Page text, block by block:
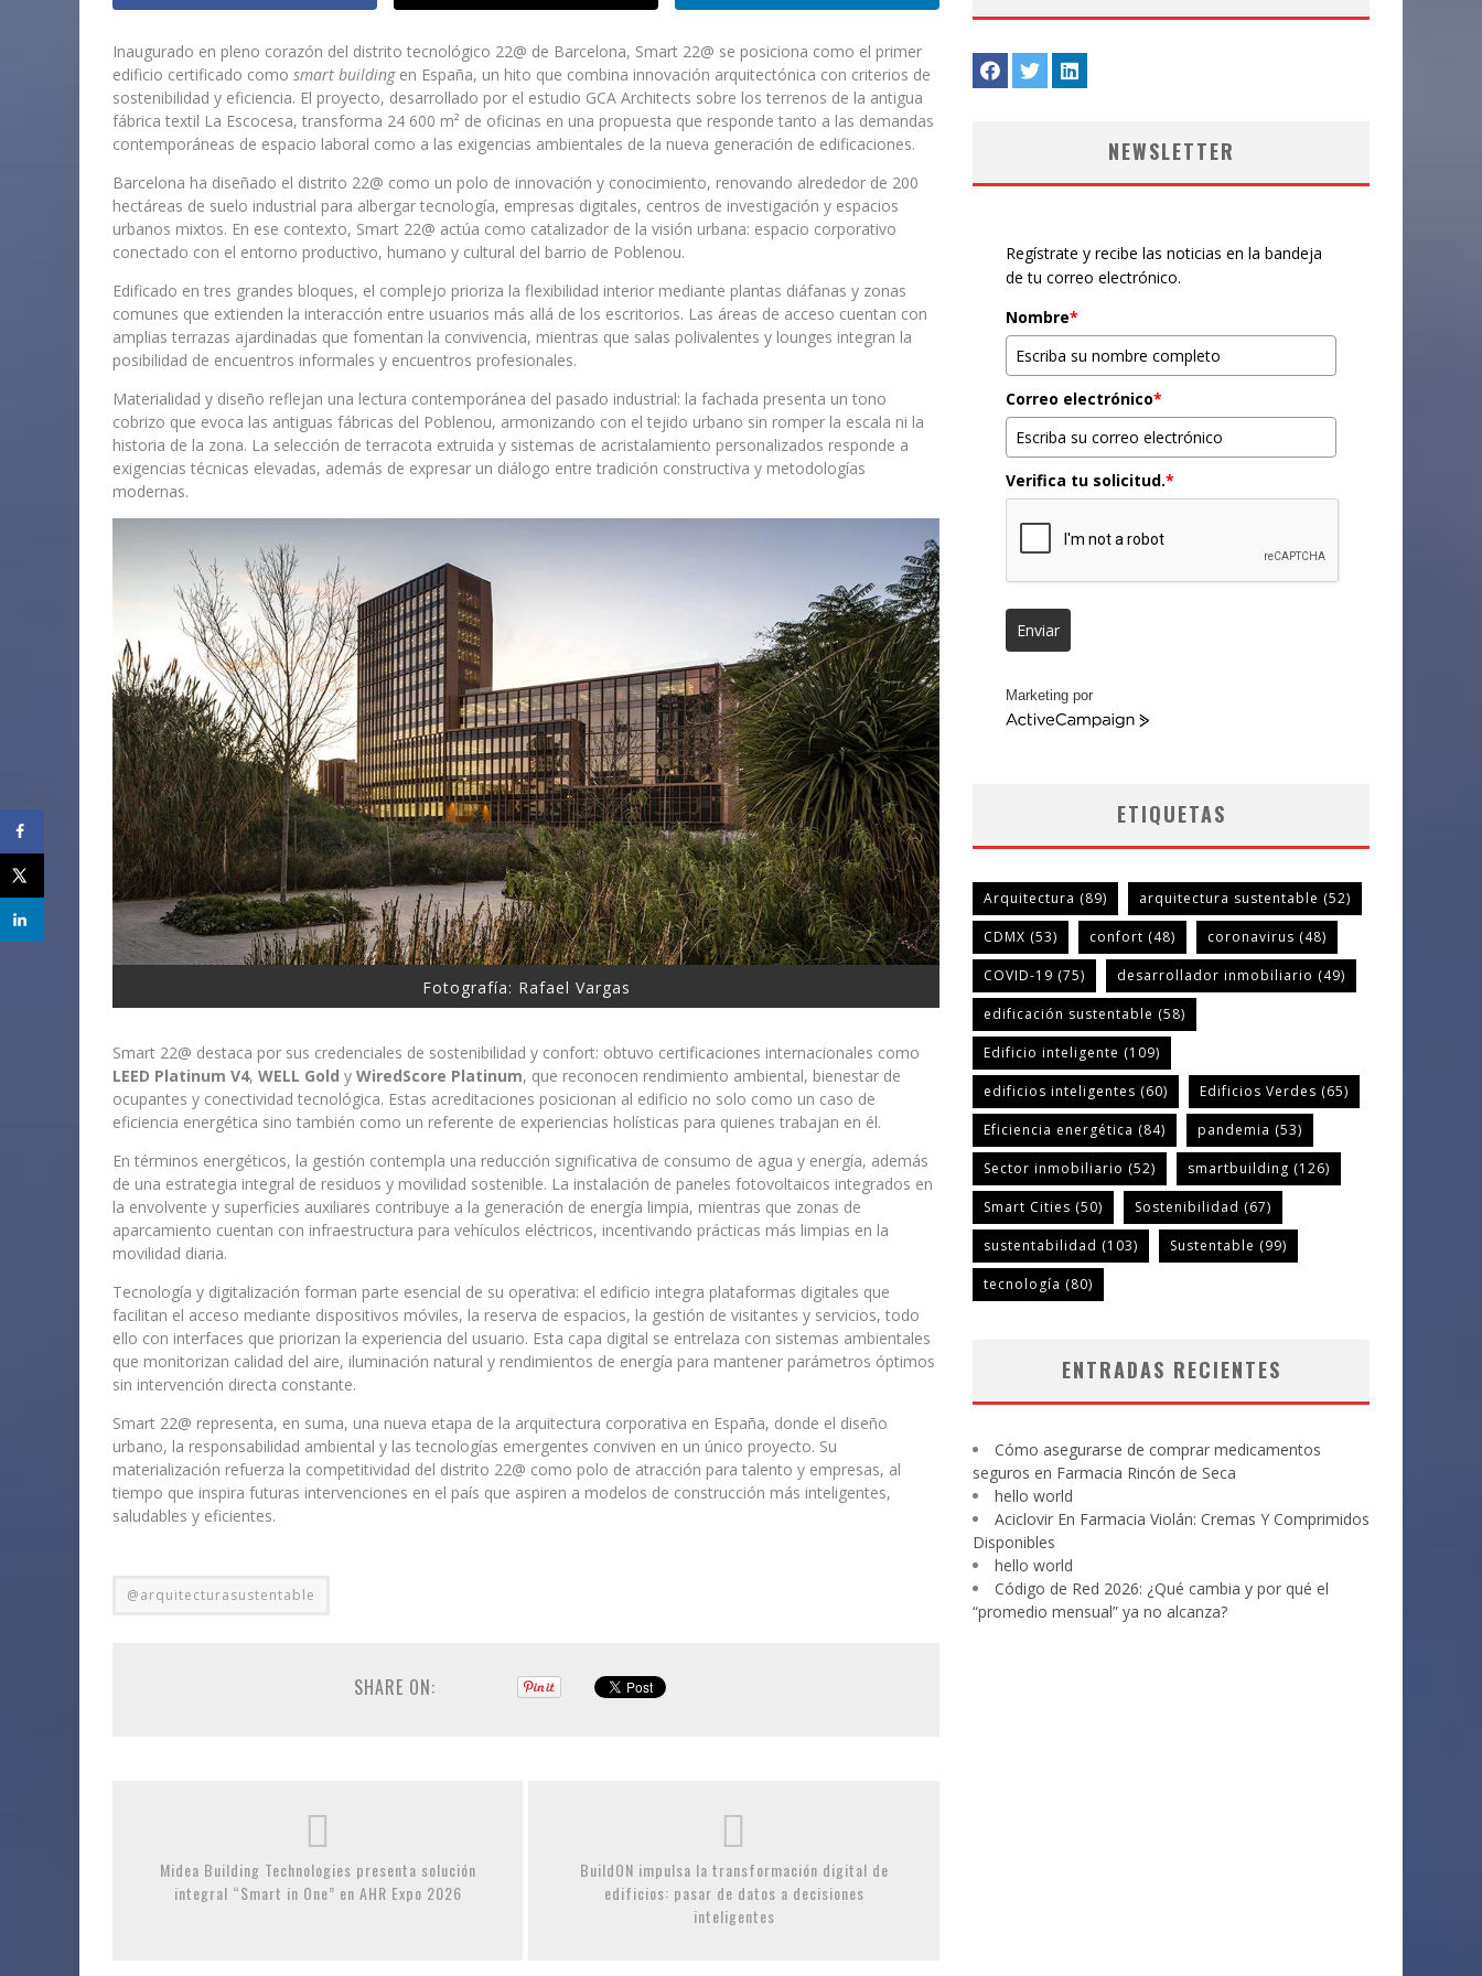
Inaugurado en pleno corazón del distrito tecnológico 22@ de Barcelona, Smart 22@ se posiciona como el primer
edificio certificado como smart buildingen España, un hito que combina innovación arquitectónica con criterios de
sostenibilidad y eficiencia. El proyecto, desarrollado por el estudio GCA Architects sobre los terrenos de la antigua
fábrica textil La Escocesa, transforma 24 600 m² de oficinas en una propuesta que responde tanto a las demandas
contemporáneas de espacio laboral como a las exigencias ambientales de la nueva generación de edificaciones.
Barcelona ha diseñado el distrito 22@ como un polo de innovación y conocimiento, renovando alrededor de 200
hectáreas de suelo industrial para albergar tecnología, empresas digitales, centros de investigación y espacios
urbanos mixtos. En ese contexto, Smart 22@ actúa como catalizador de la visión urbana: espacio corporativo
conectado con el entorno productivo, humano y cultural del barrio de Poblenou.
Edificado en tres grandes bloques, el complejo prioriza la flexibilidad interior mediante plantas diáfanas y zonas
comunes que extienden la interacción entre usuarios más allá de los escritorios. Las áreas de acceso cuentan con
amplias terrazas ajardinadas que fomentan la convivencia, mientras que salas polivalentes y lounges integran la
posibilidad de encuentros informales y encuentros profesionales.
Materialidad y diseño reflejan una lectura contemporánea del pasado industrial: la fachada presenta un tono
cobrizo que evoca las antiguas fábricas del Poblenou, armonizando con el tejido urbano sin romper la escala ni la
historia de la zona. La selección de terracota extruida y sistemas de acristalamiento personalizados responde a
exigencias técnicas elevadas, además de expresar un diálogo entre tradición constructiva y metodologías
modernas.
Fotografía: Rafael Vargas
Smart 22@ destaca por sus credenciales de sostenibilidad y confort: obtuvo certificaciones internacionales como
LEED Platinum V4, WELL Gold y WiredScore Platinum, que reconocen rendimiento ambiental, bienestar de
ocupantes y conectividad tecnológica. Estas acreditaciones posicionan al edificio no solo como un caso de
eficiencia energética sino también como un referente de experiencias holísticas para quienes trabajan en él.
En términos energéticos, la gestión contempla una reducción significativa de consumo de agua y energía, además
de una estrategia integral de residuos y movilidad sostenible. La instalación de paneles fotovoltaicos integrados en
la envolvente y superficies auxiliares contribuye a la generación de energía limpia, mientras que zonas de
aparcamiento cuentan con infraestructura para vehículos eléctricos, incentivando prácticas más limpias en la
movilidad diaria.
Tecnología y digitalización forman parte esencial de su operativa: el edificio integra plataformas digitales que
facilitan el acceso mediante dispositivos móviles, la reserva de espacios, la gestión de visitantes y servicios, todo
ello con interfaces que priorizan la experiencia del usuario. Esta capa digital se entrelaza con sistemas ambientales
que monitorizan calidad del aire, iluminación natural y rendimientos de energía para mantener parámetros óptimos
sin intervención directa constante.
Smart 22@ representa, en suma, una nueva etapa de la arquitectura corporativa en España, donde el diseño
urbano, la responsabilidad ambiental y las tecnologías emergentes conviven en un único proyecto. Su
materialización refuerza la competitividad del distrito 22@ como polo de atracción para talento y empresas, al
tiempo que inspira futuras intervenciones en el país que aspiren a modelos de construcción más inteligentes,
saludables y eficientes.
@arquitecturasustentable
SHARE ON:
Midea Building Technologies presenta solución
integral “Smart in One” en AHR Expo 2026
BuildON impulsa la transformación digital de
edificios: pasar de datos a decisiones
inteligentes
NEWSLETTER
Regístrate y recibe las noticias en la bandeja
de tu correo electrónico.
Nombre*
Correo electrónico*
Verifica tu solicitud.*
Enviar
Marketing por
ActiveCampaign
ETIQUETAS
Arquitectura (89) arquitectura sustentable (52)
CDMX (53) confort (48) coronavirus (48)
COVID-19 (75) desarrollador inmobiliario (49)
edificación sustentable (58)
Edificio inteligente (109)
edificios inteligentes (60) Edificios Verdes (65)
Eficiencia energética (84) pandemia (53)
Sector inmobiliario (52) smartbuilding (126)
Smart Cities (50) Sostenibilidad (67)
sustentabilidad (103) Sustentable (99)
tecnología (80)
ENTRADAS RECIENTES
Cómo asegurarse de comprar medicamentos
seguros en Farmacia Rincón de Seca
hello world
Aciclovir En Farmacia Violán: Cremas Y Comprimidos
Disponibles
hello world
Código de Red 2026: ¿Qué cambia y por qué el
“promedio mensual” ya no alcanza?